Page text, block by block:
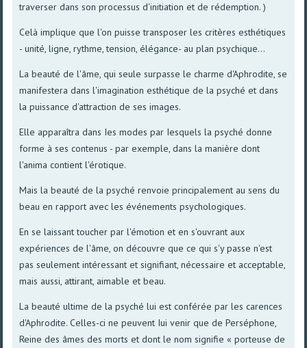
traverser dans son processus d'initiation et de rédemption. )
Celà implique que l'on puisse transposer les critères esthétiques
- unité, ligne, rythme, tension, élégance- au plan psychique...
La beauté de l'âme, qui seule surpasse le charme d'Aphrodite, se
manifestera dans l'imagination esthétique de la psyché et dans
la puissance d'attraction de ses images.
Elle apparaîtra dans Ies modes par Iesquels la psyché donne
forme à ses contenus - par exemple, dans la manière dont
l'anima contient l'érotique.
Mais la beauté de la psyché renvoie principalement au sens du
beau en rapport avec les événements psychologiques.
En se laissant toucher par l'émotion et en s'ouvrant aux
expériences de l'âme, on découvre que ce qui s'y passe n'est
pas seulement intéressant et signifiant, nécessaire et acceptable,
mais aussi, attirant, aimable et beau.
La beauté ultime de la psyché lui est conférée par les carences
d'Aphrodite. Celles-ci ne peuvent Iui venir que de Perséphone,
Reine des âmes des morts et dont le nom signifie « porteuse de